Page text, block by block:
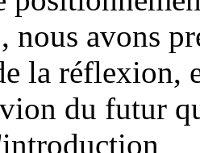
nous avons
la réflexion,
du futur